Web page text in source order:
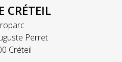
CRÉTEIL
Perret
Créteil